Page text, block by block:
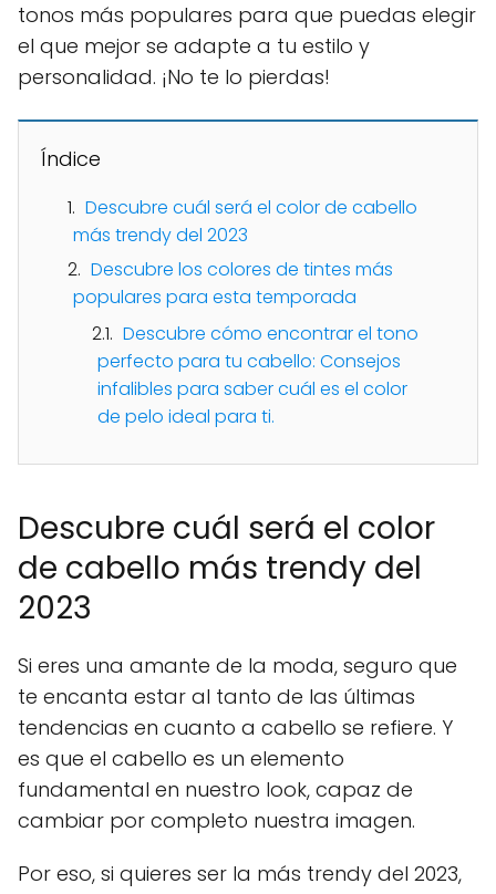
tonos más populares para que puedas elegir
el que mejor se adapte a tu estilo y
personalidad. ¡No te lo pierdas!
Índice
Descubre cuál será el color de cabello
más trendy del 2023
Descubre los colores de tintes más
populares para esta temporada
Descubre cómo encontrar el tono
perfecto para tu cabello: Consejos
infalibles para saber cuál es el color
de pelo ideal para ti.
Descubre cuál será el color
de cabello más trendy del
2023
Si eres una amante de la moda, seguro que
te encanta estar al tanto de las últimas
tendencias en cuanto a cabello se refiere. Y
es que el cabello es un elemento
fundamental en nuestro look, capaz de
cambiar por completo nuestra imagen.
Por eso, si quieres ser la más trendy del 2023,